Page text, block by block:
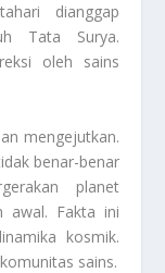
dianggap
Tata Surya.
oleh sains
mengejutkan.
benar-benar
planet
awal. Fakta ini
kosmik.
sains.